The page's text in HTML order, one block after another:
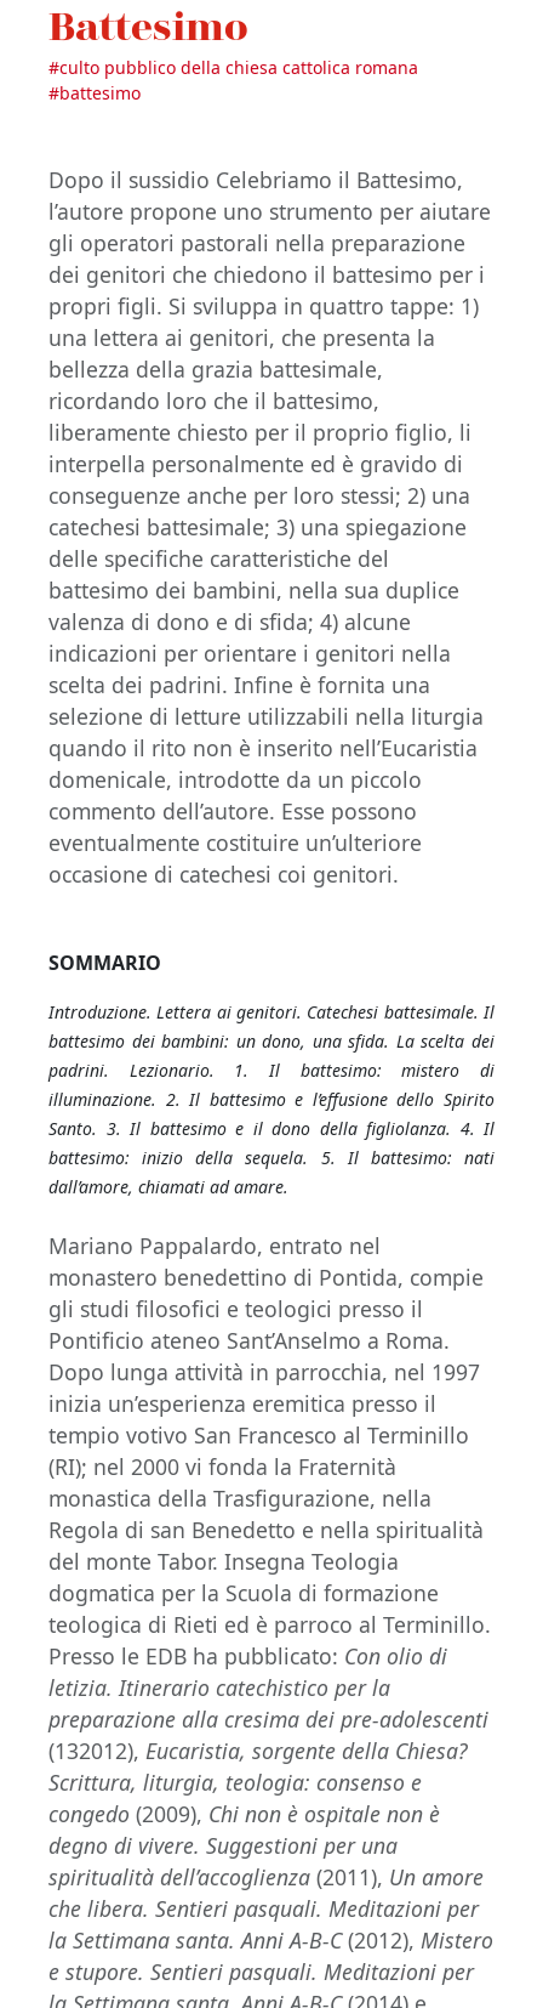
Battesimo
#culto pubblico della chiesa cattolica romana
#battesimo
Dopo il sussidio Celebriamo il Battesimo,
l’autore propone uno strumento per aiutare
gli operatori pastorali nella preparazione
dei genitori che chiedono il battesimo per i
propri figli. Si sviluppa in quattro tappe: 1)
una lettera ai genitori, che presenta la
bellezza della grazia battesimale,
ricordando loro che il battesimo,
liberamente chiesto per il proprio figlio, li
interpella personalmente ed è gravido di
conseguenze anche per loro stessi; 2) una
catechesi battesimale; 3) una spiegazione
delle specifiche caratteristiche del
battesimo dei bambini, nella sua duplice
valenza di dono e di sfida; 4) alcune
indicazioni per orientare i genitori nella
scelta dei padrini. Infine è fornita una
selezione di letture utilizzabili nella liturgia
quando il rito non è inserito nell’Eucaristia
domenicale, introdotte da un piccolo
commento dell’autore. Esse possono
eventualmente costituire un’ulteriore
occasione di catechesi coi genitori.
SOMMARIO
Introduzione. Lettera ai genitori. Catechesi battesimale. Il
battesimo dei bambini: un dono, una sfida. La scelta dei
padrini. Lezionario. 1. Il battesimo: mistero di
illuminazione. 2. Il battesimo e l’effusione dello Spirito
Santo. 3. Il battesimo e il dono della figliolanza. 4. Il
battesimo: inizio della sequela. 5. Il battesimo: nati
dall’amore, chiamati ad amare.
Mariano Pappalardo, entrato nel
monastero benedettino di Pontida, compie
gli studi filosofici e teologici presso il
Pontificio ateneo Sant’Anselmo a Roma.
Dopo lunga attività in parrocchia, nel 1997
inizia un’esperienza eremitica presso il
tempio votivo San Francesco al Terminillo
(RI); nel 2000 vi fonda la Fraternità
monastica della Trasfigurazione, nella
Regola di san Benedetto e nella spiritualità
del monte Tabor. Insegna Teologia
dogmatica per la Scuola di formazione
teologica di Rieti ed è parroco al Terminillo.
Presso le EDB ha pubblicato: Con olio di
letizia. Itinerario catechistico per la
preparazione alla cresima dei pre-adolescenti
(132012), Eucaristia, sorgente della Chiesa?
Scrittura, liturgia, teologia: consenso e
congedo (2009), Chi non è ospitale non è
degno di vivere. Suggestioni per una
spiritualità dell’accoglienza (2011), Un amore
che libera. Sentieri pasquali. Meditazioni per
la Settimana santa. Anni A-B-C(2012), Mistero
e stupore. Sentieri pasquali. Meditazioni per